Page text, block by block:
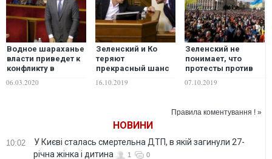
Водное шараханье
власти приведет к
конфликту в
06.03.2020
Зеленский и Ко
теряют
прекрасный шанс
дипломатического
16.10.2019
Зеленский не
понимает, что
протесты против
его спасательный
07.10.2019
Правила коментування ! »
НОВИНИ
10:02
У Києві сталась смертельна ДТП, в якій загинули 27-
річна жінка і дитина
1 0